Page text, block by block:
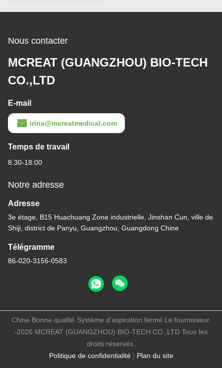
Nous contacter
MCREAT (GUANGZHOU) BIO-TECH
CO.,LTD
E-mail
irina@mcreatmedical.com
Temps de travail
8:30-18:00
Notre adresse
Adresse
3e étage, B15 Huachuang Zone industrielle, Jinshan Cun, ville de
Shiji, district de Panyu, Guangzhou, Guangdong Chine
Télégramme
86-020-3156-0583
Politique de confidentialité| Plan du site
Chine Bonne qualité Système d'aspiration fermé Le fournisseur.
-2026 MCREAT (GUANGZHOU) BIO-TECH CO.,LTD Tous les
droits réservés.